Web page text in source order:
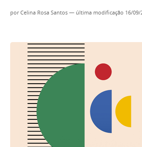
porCelina Rosa Santos— última modificação 16/09/